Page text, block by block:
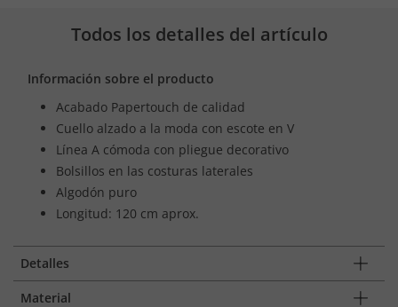
Todos los detalles del artículo
Información sobre el producto
Acabado Papertouch de calidad
Cuello alzado a la moda con escote en V
Línea A cómoda con pliegue decorativo
Bolsillos en las costuras laterales
Algodón puro
Longitud: 120 cm aprox.
Detalles
Material